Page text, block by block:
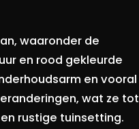
waaronder de
en rood gekleurde
en vooral
wat ze tot
rustige tuinsetting.